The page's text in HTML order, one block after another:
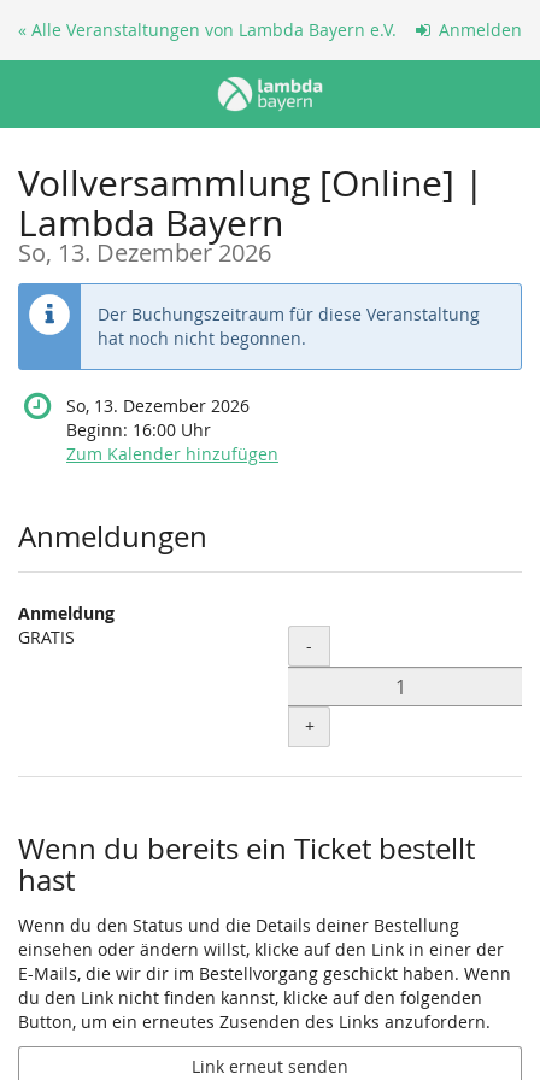
Zum
Anmelden
« Alle Veranstaltungen von Lambda Bayern e.V.
Vollversammlung [Online] |
Lambda Bayern
So, 13. Dezember 2026
Der Buchungszeitraum für diese Veranstaltung
hat noch nicht begonnen.
So, 13. Dezember 2026
Beginn: 16:00 Uhr
Zum Kalender hinzufügen
Produkte
Anmeldungen
Anmeldung
GRATIS
Menge
-
+
Wenn du bereits ein Ticket bestellt
hast
Wenn du den Status und die Details deiner Bestellung
einsehen oder ändern willst, klicke auf den Link in einer der
E-Mails, die wir dir im Bestellvorgang geschickt haben. Wenn
du den Link nicht finden kannst, klicke auf den folgenden
Button, um ein erneutes Zusenden des Links anzufordern.
Link erneut senden